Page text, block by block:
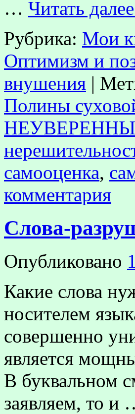
… Читать далее
Рубрика: Мои
Оптимизм и
внушения |
Полины
самооценка,
комментария
Слова-
Опубликовано
Какие слова
носителем
совершенно
является
В буквальном
заявляем, то и